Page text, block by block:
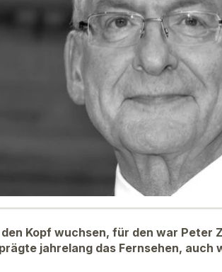
den Kopf wuchsen, für den war Peter
jahrelang das Fernsehen, auch